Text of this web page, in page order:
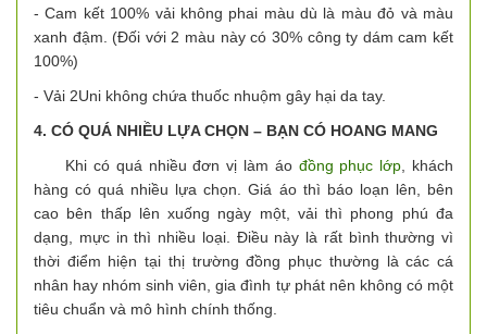
- Cam kết 100% vải không phai màu dù là màu đỏ và màu
xanh đậm. (Đối với 2 màu này có 30% công ty dám cam kết
100%)
- Vải 2Uni không chứa thuốc nhuộm gây hại da tay.
4. CÓ QUÁ NHIỀU LỰA CHỌN – BẠN CÓ HOANG MANG
Khi có quá nhiều đơn vị làm áo đồng phục lớp , khách
hàng có quá nhiều lựa chọn. Giá áo thì báo loạn lên, bên
cao bên thấp lên xuống ngày một, vải thì phong phú đa
dạng, mực in thì nhiều loại. Điều này là rất bình thường vì
thời điểm hiện tại thị trường đồng phục thường là các cá
nhân hay nhóm sinh viên, gia đình tự phát nên không có một
tiêu chuẩn và mô hình chính thống.